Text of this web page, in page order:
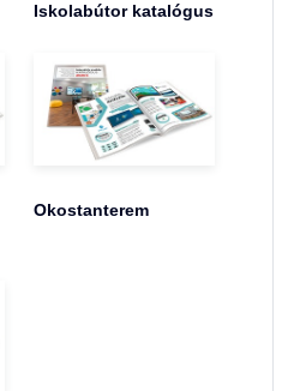
Iskolabútor katalógus
Okostanterem